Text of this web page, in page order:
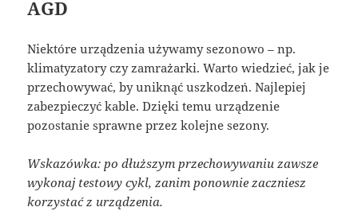
AGD
Niektóre urządzenia używamy sezonowo – np.
klimatyzatory czy zamrażarki. Warto wiedzieć, jak je
przechowywać, by uniknąć uszkodzeń. Najlepiej
zabezpieczyć kable. Dzięki temu urządzenie
pozostanie sprawne przez kolejne sezony.
Wskazówka: po dłuższym przechowywaniu zawsze
wykonaj testowy cykl, zanim ponownie zaczniesz
korzystać z urządzenia.